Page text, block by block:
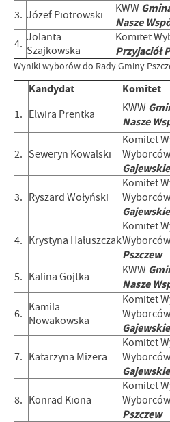
3. Józef Piotrowski KWW
Nasze
4. Jolanta
Szajkowska
Komitet
Przyjaciół
Wyniki wyborów do Rady Gminy
Kandydat Komitet
1. Elwira Prentka KWW
Nasze
2. Seweryn Kowalski
Komitet
Wyborców
3. Ryszard Wołyński
Komitet
Wyborców
4. Krystyna Hałuszczak
Komitet
Wyborców
Pszczew
5. Kalina Gojtka KWW
Nasze
6. Kamila
Nowakowska
Komitet
Wyborców
7. Katarzyna Mizera
Komitet
Wyborców
8. Konrad Kiona
Komitet
Wyborców
Pszczew